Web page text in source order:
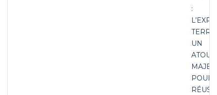
:
UN
ATOUT
POUR